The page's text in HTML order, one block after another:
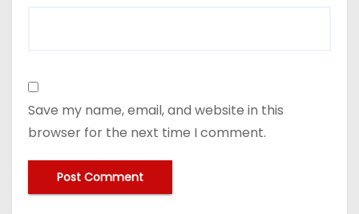
Save my name, email, and website in this
browser for the next time I comment.